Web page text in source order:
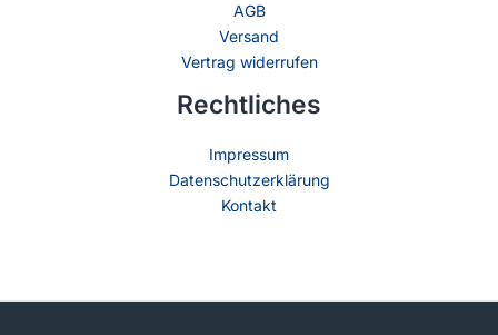
AGB
Versand
Vertrag widerrufen
Rechtliches
Impressum
Datenschutzerklärung
Kontakt